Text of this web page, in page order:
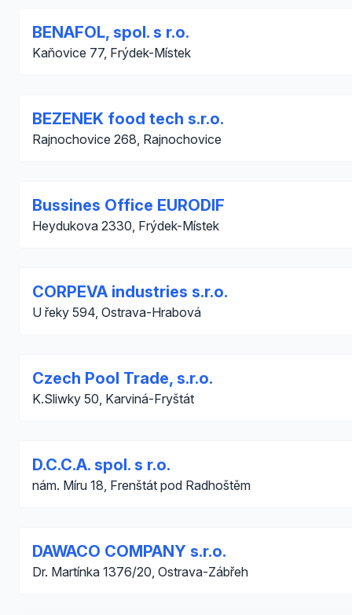
BENAFOL, spol. s r.o.
Kaňovice 77, Frýdek-Místek
BEZENEK food tech s.r.o.
Rajnochovice 268, Rajnochovice
Bussines Office EURODIF
Heydukova 2330, Frýdek-Místek
CORPEVA industries s.r.o.
U řeky 594, Ostrava-Hrabová
Czech Pool Trade, s.r.o.
K.Sliwky 50, Karviná-Fryštát
D.C.C.A. spol. s r.o.
nám. Míru 18, Frenštát pod Radhoštěm
DAWACO COMPANY s.r.o.
Dr. Martínka 1376/20, Ostrava-Zábřeh